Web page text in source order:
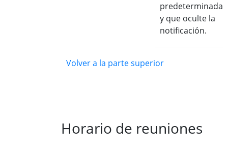
predeterminada
y que oculte la
notificación.
Volver a la parte superior
Horario de reuniones